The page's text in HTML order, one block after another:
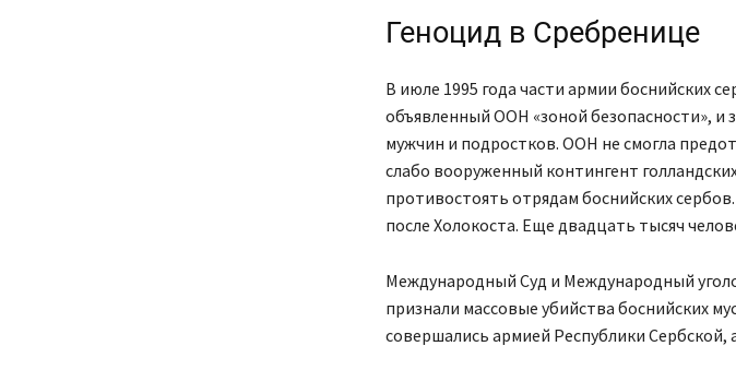
Геноцид в Сребренице
В июле 1995 года части армии боснийских
объявленный ООН «зоной безопасности», и
мужчин и подростков. ООН не смогла
слабо вооруженный контингент
противостоять отрядам боснийских
после Холокоста. Еще двадцать тысяч
Международный Суд и Международный
признали массовые убийства боснийских
совершались армией Республики Сербской,